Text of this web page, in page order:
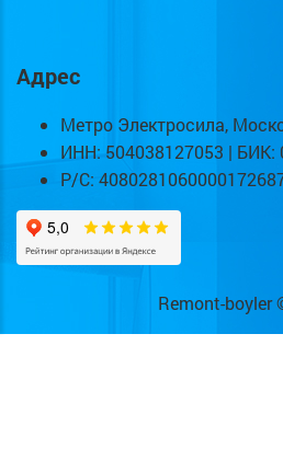
Адрес
Метро Электросила,
ИНН: 504038127053 | БИК:
Р/С:
Remont-boyler